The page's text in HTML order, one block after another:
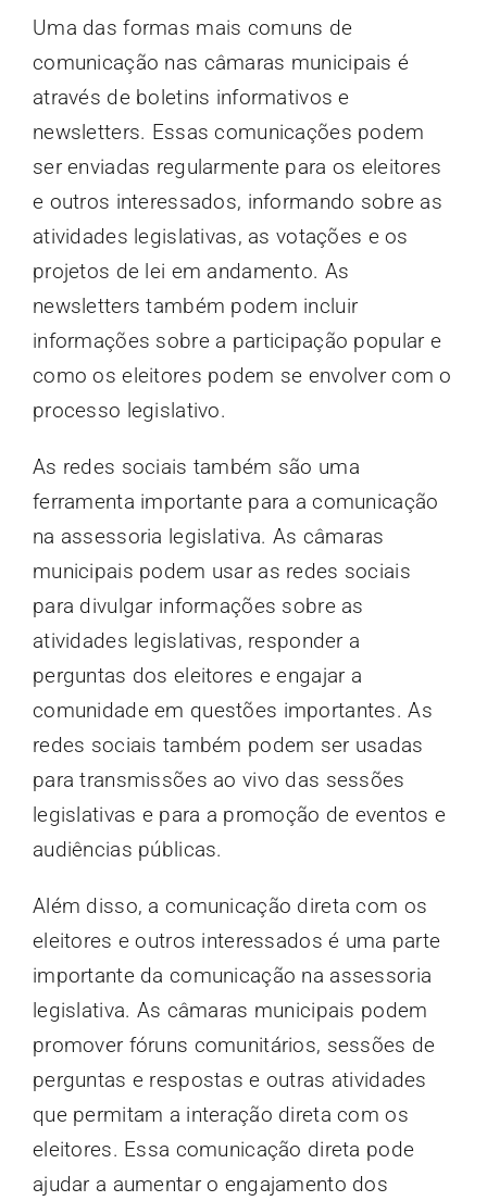
Uma das formas mais comuns de
comunicação nas câmaras municipais é
através de boletins informativos e
newsletters. Essas comunicações podem
ser enviadas regularmente para os eleitores
e outros interessados, informando sobre as
atividades legislativas, as votações e os
projetos de lei em andamento. As
newsletters também podem incluir
informações sobre a participação popular e
como os eleitores podem se envolver com o
processo legislativo.
As redes sociais também são uma
ferramenta importante para a comunicação
na assessoria legislativa. As câmaras
municipais podem usar as redes sociais
para divulgar informações sobre as
atividades legislativas, responder a
perguntas dos eleitores e engajar a
comunidade em questões importantes. As
redes sociais também podem ser usadas
para transmissões ao vivo das sessões
legislativas e para a promoção de eventos e
audiências públicas.
Além disso, a comunicação direta com os
eleitores e outros interessados é uma parte
importante da comunicação na assessoria
legislativa. As câmaras municipais podem
promover fóruns comunitários, sessões de
perguntas e respostas e outras atividades
que permitam a interação direta com os
eleitores. Essa comunicação direta pode
ajudar a aumentar o engajamento dos